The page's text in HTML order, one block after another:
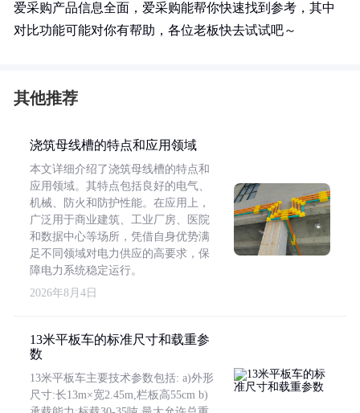
爱采购产品信息全面，爱采购能帮你快速找到参考，其中
对比功能可能对你有帮助，各位老板快去试试吧～
其他推荐
浇筑母线槽的特点和应用领域
本文详细介绍了浇筑母线槽的特点和
应用领域。其特点包括良好的电气、
机械、防火和防护性能。在应用上，
广泛用于商业建筑、工业厂房、医院
和数据中心等场所，凭借自身优势满
足不同领域对电力供应的高要求，保
障电力系统稳定运行。
2026年8月4日
13米平板车的标准尺寸和载重参
数
13米平板车主要技术参数包括: a)外形
尺寸:长13m×宽2.45m,栏板高55cm b)